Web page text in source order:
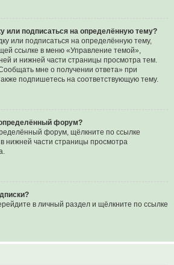
или подписаться на определённую тему?
или подписаться на определённую тему,
ссылке в меню «Управление темой»,
и нижней части страницы просмотра тем.
мне о получении ответа» при
подпишетесь на соответствующую тему.
форум?
форум, щёлкните по ссылке
нижней части страницы просмотра
в личный раздел и щёлкните по ссылке